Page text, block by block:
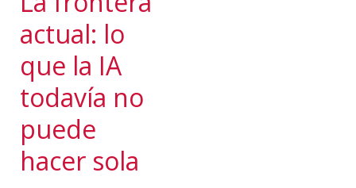
actual: lo
que la IA
todavía no
puede
hacer sola